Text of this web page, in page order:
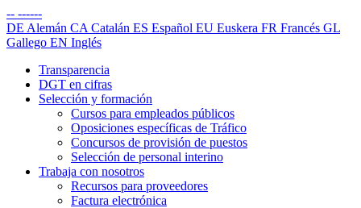
-- ------
DE Alemán CA Catalán ES Español EU Euskera FR Francés GL
Gallego EN Inglés
Transparencia
DGT en cifras
Selección y formación
Cursos para empleados públicos
Oposiciones específicas de Tráfico
Concursos de provisión de puestos
Selección de personal interino
Trabaja con nosotros
Recursos para proveedores
Factura electrónica